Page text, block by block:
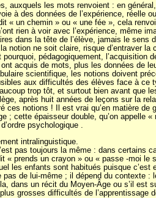
auxquels les mots renvoient : en
à des données de l’expérience, réelle
« un chemin » ou « une fée », cela
rien à voir avec l’expérience, même
dans la tête de l’élève, jamais le sens
notion ne soit claire, risque d’entraver la
pédagogiquement, l’acquisition
acquis de mots, plus les données de
scientifique, les notions doivent
aux difficultés des élèves face à ce
trop tôt, et surtout bien avant que
après huit années de leçons sur la
ces notions ! Il est vrai qu’en matière de
cette épaisseur double, qu’on appelle «
psychologique .
intralinguistique.
pas toujours la même : dans certains
prends un crayon » ou « passe -moi le
les enfants sont habitués puisque c’est
de lui-même ; il dépend du contexte :
dans un récit du Moyen-Âge ou s’il est
grosses difficultés de l’apprentissage